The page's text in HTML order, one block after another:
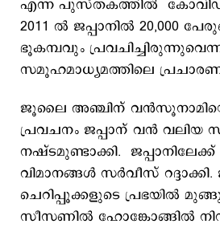
എന്ന പുസ്തകത്തില്‍
2011 ല്‍ ജപ്പാനില്‍ 20,000
ഭൂകമ്പവും
സമൂഹമാധ്യമത്തിലെ
ജൂലൈ അഞ്ചിന്
പ്രവചനം ജപ്പാന് വന്‍ വലിയ
നഷ്ടമുണ്ടാക്കി. ജപ്പാനിലേക്ക്
വിമാനങ്ങൾ സര്‍വീസ് റദ്ദാക്കി.
ചെറിപ്പൂക്കളുടെ പ്രഭയില്‍
സീസണില്‍ ഹോങ്കോങ്ങില്‍